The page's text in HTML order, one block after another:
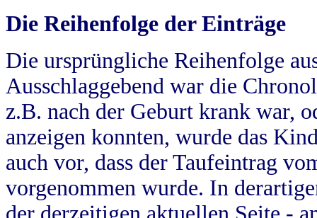
Die Reihenfolge der Einträge
Die ursprüngliche Reihenfolge
Ausschlaggebend war die
z.B. nach der Geburt krank war,
anzeigen konnten, wurde das
auch vor, dass der Taufeintrag
vorgenommen wurde. In